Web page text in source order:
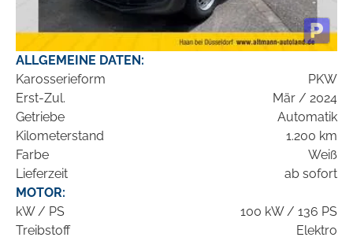
ALLGEMEINE DATEN:
Karosserieform
PKW
Erst-Zul.
Mär / 2024
Getriebe
Automatik
Kilometerstand
1.200 km
Farbe
Weiß
Lieferzeit
ab sofort
MOTOR:
kW / PS
100 kW / 136 PS
Treibstoff
Elektro